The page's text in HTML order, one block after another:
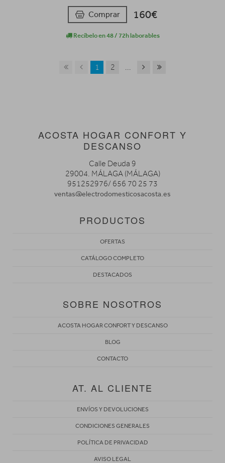
Comprar 160€
Recíbelo en 48 / 72h laborables
1 2 ...
ACOSTA HOGAR CONFORT Y
DESCANSO
Calle Deuda 9
29004. MÁLAGA (MÁLAGA)
951252976/ 656 70 25 73
ventas@electrodomesticosacosta.es
PRODUCTOS
OFERTAS
CATÁLOGO COMPLETO
DESTACADOS
SOBRE NOSOTROS
ACOSTA HOGAR CONFORT Y DESCANSO
BLOG
CONTACTO
AT. AL CLIENTE
ENVÍOS Y DEVOLUCIONES
CONDICIONES GENERALES
POLÍTICA DE PRIVACIDAD
AVISO LEGAL